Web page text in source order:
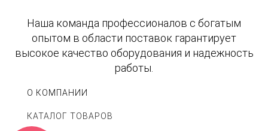
Наша команда профессионалов с богатым
опытом в области поставок гарантирует
высокое качество оборудования и надежность
работы.
О КОМПАНИИ
КАТАЛОГ ТОВАРОВ